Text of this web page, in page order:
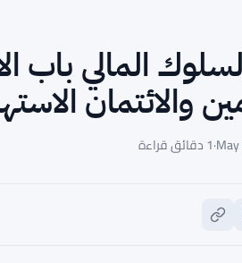
المالي باب
والائتمان
·1 دقائق قراءة